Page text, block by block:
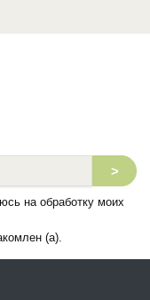
>
на обработку моих
(а).